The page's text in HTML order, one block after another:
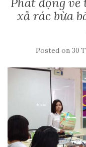
xả rác bừa
Posted on 30